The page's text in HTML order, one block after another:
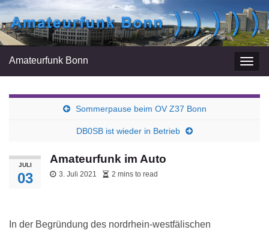
Amateurfunk Bonn
Sommerpause beim OV Z37 Bonn
DB0SB ist wieder in Betrieb
JULI
03
Amateurfunk im Auto
3. Juli 2021 2 mins to read
In der Begründung des nordrhein-westfälischen